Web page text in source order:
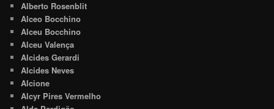
Alberto Rosenblit
Alceo Bocchino
Alceu Bocchino
Alceu Valença
Alcides Gerardi
Alcides Neves
Alcione
Alcyr Pires Vermelho